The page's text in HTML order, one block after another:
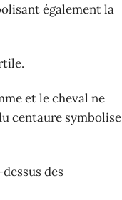
également la
et le cheval ne
centaure symbolise
des